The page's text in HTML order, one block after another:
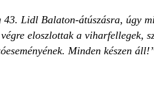
Lidl Balaton-átúszásra, úgy
eloszlottak a viharfellegek,
Minden készen